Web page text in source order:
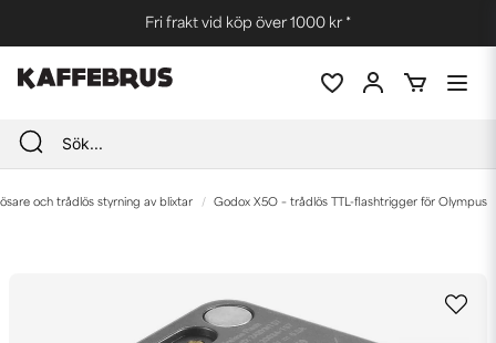
Fri frakt vid köp över 1000 kr *
och trådlös styrning av blixtar Godox X5O – trådlös TTL-flashtrigger för Olympus